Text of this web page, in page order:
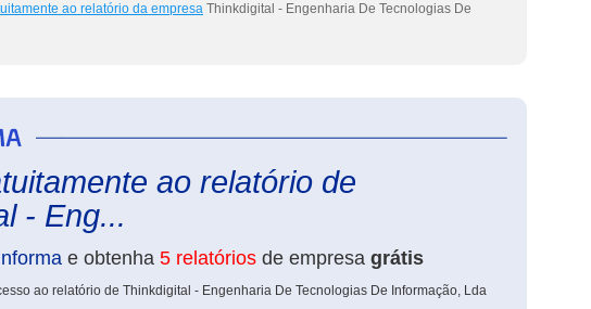
ao relatório da empresa Thinkdigital - Engenharia De Tecnologias De
ao relatório de
- Eng...
e obtenha 5 relatórios de empresa grátis
ao relatório de Thinkdigital - Engenharia De Tecnologias De Informação, Lda